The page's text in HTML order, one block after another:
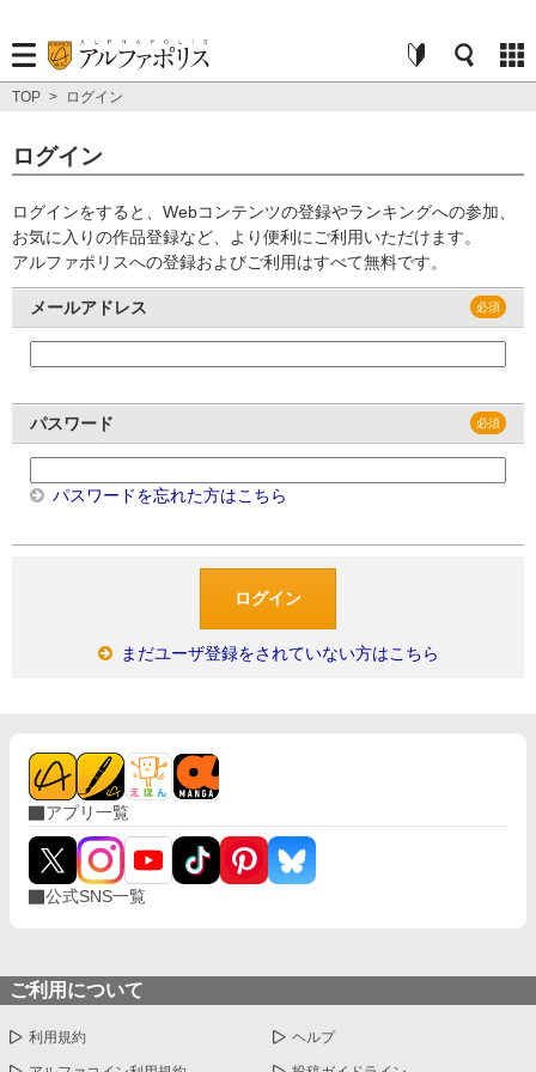
TOP > ログイン
ログイン
ログインをすると、Webコンテンツの登録やランキングへの参加、
お気に入りの作品登録など、より便利にご利用いただけます。
アルファポリスへの登録およびご利用はすべて無料です。
メールアドレス
パスワード
パスワードを忘れた方はこちら
まだユーザ登録をされていない方はこちら
アプリ一覧
公式SNS一覧
ご利用について
利用規約 ヘルプ